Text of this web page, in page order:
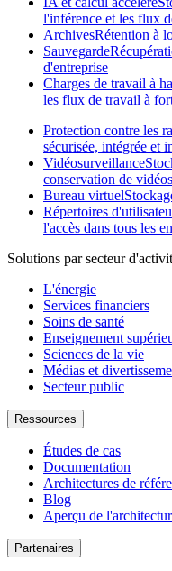
l'inférence et les flux
ArchivesRétention à
Sauvegarde
d'entreprise
Charges de travail à
les flux de travail à
Protection contre les
sécurisée, intégrée et
Vidéosurveillance
conservation de vidéos
Bureau virtuel
Répertoires
l'accès dans tous les
Solutions par secteur
L'énergie
Services financiers
Soins de santé
Enseignement
Sciences de la vie
Médias et
Secteur public
Ressources
Études de cas
Documentation
Architectures de
Blog
Aperçu de
Partenaires